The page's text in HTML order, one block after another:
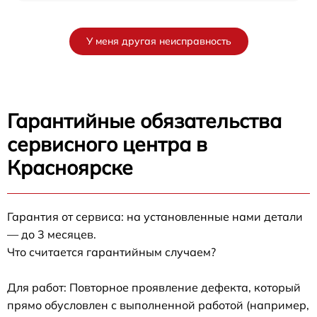
У меня другая неисправность
Гарантийные обязательства
сервисного центра в
Красноярске
Гарантия от сервиса: на установленные нами детали
— до 3 месяцев.
Что считается гарантийным случаем?
Для работ: Повторное проявление дефекта, который
прямо обусловлен с выполненной работой (например,